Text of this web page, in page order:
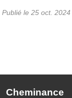
Publié le 25 oct. 2024
Cheminance